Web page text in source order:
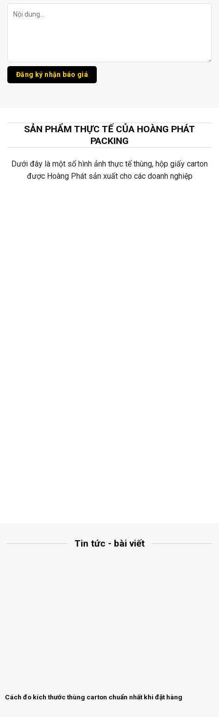
SẢN PHẨM THỰC TẾ CỦA HOÀNG PHÁT
PACKING
Dưới đây là một số hình ảnh thực tế thùng, hộp giấy carton
được Hoàng Phát sản xuất cho các doanh nghiệp
Tin tức - bài viết
Cách đo kích thước thùng carton chuẩn nhất khi đặt hàng